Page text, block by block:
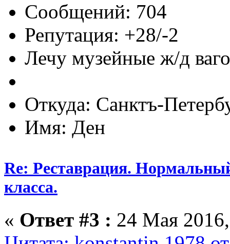
Сообщений: 704
Репутация: +28/-2
Лечу музейные ж/д
Откуда: Санктъ-
Имя: Ден
Re: Реставрация.
класса.
« Ответ #3 : 24 Мая